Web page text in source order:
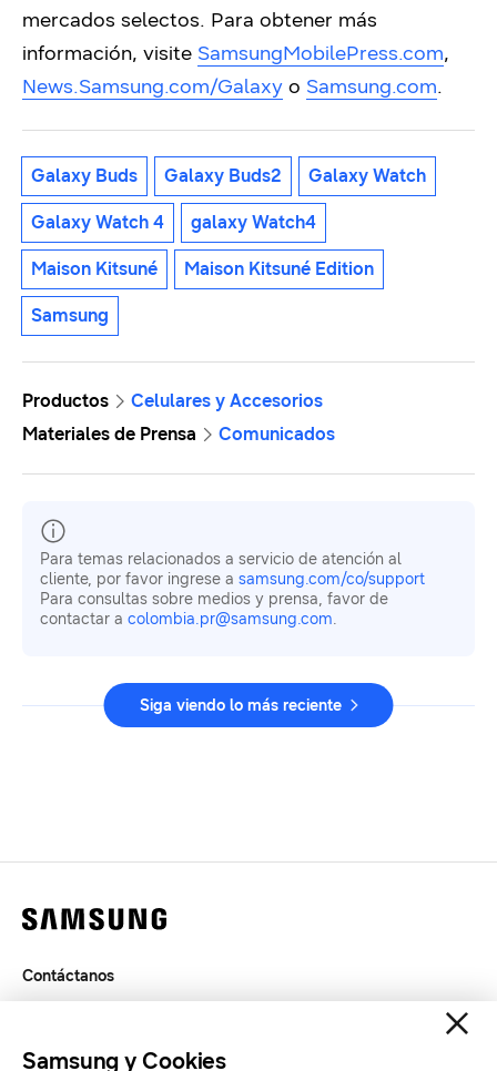
mercados selectos. Para obtener más
información, visite SamsungMobilePress.com,
News.Samsung.com/Galaxy o Samsung.com.
Galaxy Buds Galaxy Buds2 Galaxy Watch
Galaxy Watch 4 galaxy Watch4
Maison Kitsuné Maison Kitsuné Edition
Samsung
Productos
Celulares y Accesorios
Materiales de Prensa
Comunicados
Para temas relacionados a servicio de atención al
cliente, por favor ingrese a samsung.com/co/support
Para consultas sobre medios y prensa, favor de
contactar a colombia.pr@samsung.com.
Siga viendo lo más reciente
Contáctanos
Samsung y Cookies